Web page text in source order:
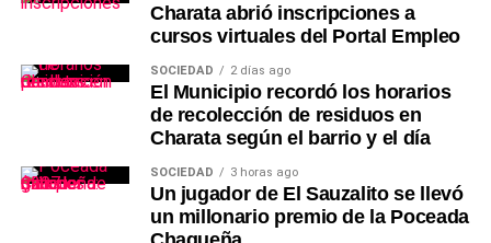
Charata abrió inscripciones a
cursos virtuales del Portal Empleo
SOCIEDAD 2 días ago
El Municipio recordó los horarios
de recolección de residuos en
Charata según el barrio y el día
SOCIEDAD 3 horas ago
Un jugador de El Sauzalito se llevó
un millonario premio de la Poceada